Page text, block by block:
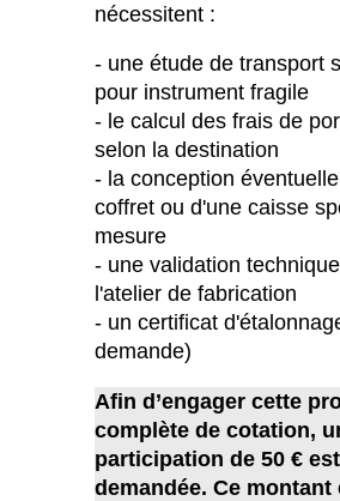
nécessitent :
- une étude de transport
pour instrument fragile
- le calcul des frais de
selon la destination
- la conception éventuelle
coffret ou d'une caisse
mesure
- une validation
l'atelier de fabrication
- un certificat
demande)
Afin d’engager cette
complète de cotation,
participation de 50 € est
demandée. Ce montant